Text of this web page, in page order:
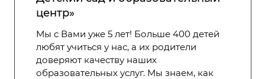
центр»
Мы с Вами уже 5 лет! Больше 400 детей
любят учиться у нас, а их родители
доверяют качеству наших
образовательных услуг. Мы знаем, как